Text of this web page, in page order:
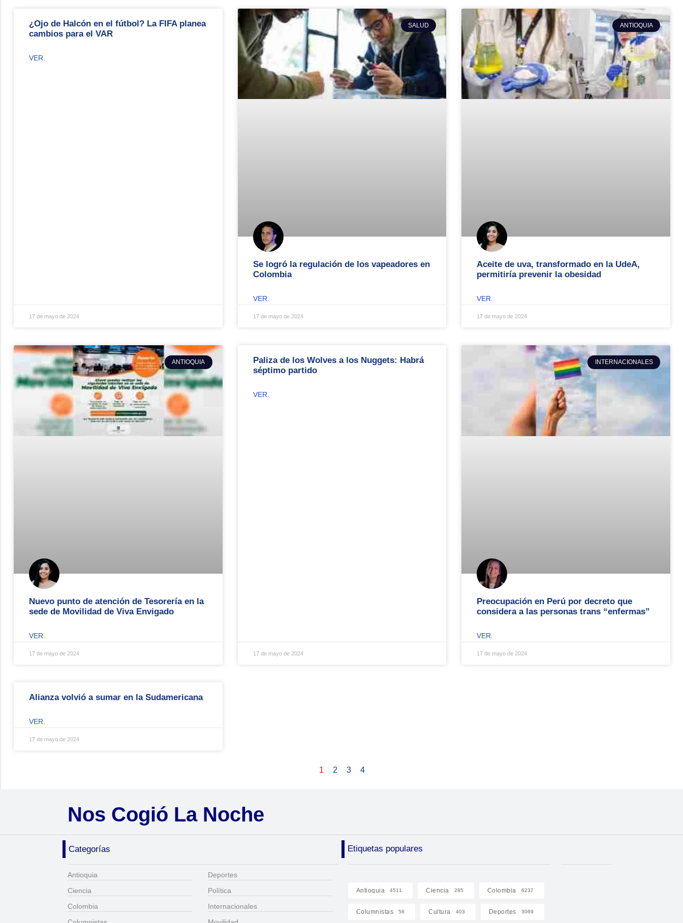
¿Ojo de Halcón en el fútbol? La FIFA planea
cambios para el VAR
VER.
17 de mayo de 2024
SALUD
Se logró la regulación de los vapeadores en
Colombia
VER.
17 de mayo de 2024
ANTIOQUIA
Aceite de uva, transformado en la UdeA,
permitiría prevenir la obesidad
VER.
17 de mayo de 2024
ANTIOQUIA
Nuevo punto de atención de Tesorería en la
sede de Movilidad de Viva Envigado
VER.
17 de mayo de 2024
Paliza de los Wolves a los Nuggets: Habrá
séptimo partido
VER.
17 de mayo de 2024
INTERNACIONALES
Preocupación en Perú por decreto que
considera a las personas trans “enfermas”
VER.
17 de mayo de 2024
Alianza volvió a sumar en la Sudamericana
VER.
17 de mayo de 2024
1 2 3 4
Nos Cogió La Noche
Categorías Etiquetas populares
Antioquia
Ciencia
Colombia
Deportes
Política
Internacionales
Antioquia 4511 Ciencia 285 Colombia 6237
Columnistas 58 Cultura 403 Deportes 3069